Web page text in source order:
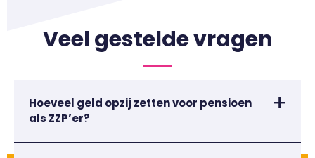
Veel gestelde vragen
Hoeveel geld opzij zetten voor pensioen
als ZZP’er?